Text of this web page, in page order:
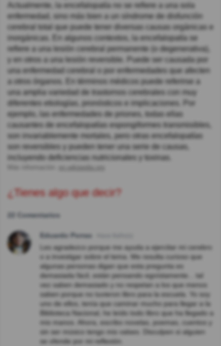
Actualmente, la encefalopatía no se refiere a una sola
enfermedad, sino más bien a un síndrome de disfunción
cerebral total que puede tener diversas causas orgánicas e
inorgánicas. En algunos contextos, la encefalopatía se
refiere a una lesión cerebral permanente (o degenerativa),
y en otros a una lesión reversible. Puede ser causada por
una enfermedad cerebral o por enfermedades que afecten
a otros órganos. En términos médicos puede referirse a
una amplia variedad de trastornos cerebrales con muy
diferentes etiologías, pronósticos e implicaciones. Por
ejemplo, las enfermedades de priones, todas ellas
causantes de encefalopatías espongiformes transmisibles,
son invariablemente mortales, pero otras encefalopatías
son reversibles y pueden tener una serie de causas,
incluyendo deficiencias nutricionales y toxinas.
en.wikipedia.org
¿Tienes algo que decir?
22 Comentarios
Eduardo Porras
Les agradezco porque me ayuda a ejercitar mi cerebro
o a investigar sobre el tema. Me resulta curioso que
algunas personas digan que esta pregunta es
demasiada fácil, están pensando egoístamente... tal
vez saben demasiado y no respetan a los que menos
saben porque no tuvieron libro para la escuela. Yo soy
uno de ellos, tenía que caminar mucho para llegar a la
Biblioteca Nacional, he leído todo libro que ha llegado a
mis manos. Ahora, escribo novelas, poemas, cuentos y
sin ser músico tengo mis valses. Disculpen si alguien
se ofende por mi reflexión.